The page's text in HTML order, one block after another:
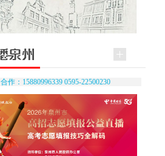
合作：15880996339 0595-22500230